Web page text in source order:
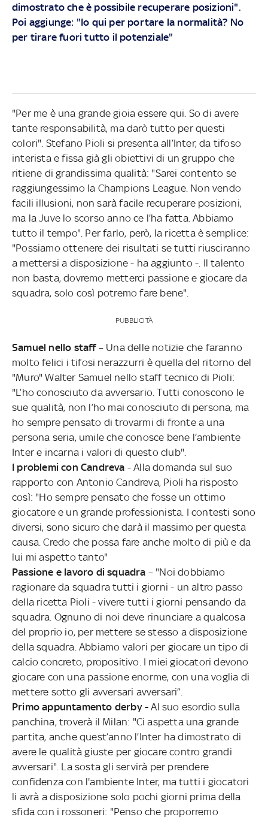
dimostrato che è possibile recuperare posizioni".
Poi aggiunge: "Io qui per portare la normalità? No
per tirare fuori tutto il potenziale"
"Per me è una grande gioia essere qui. So di avere
tante responsabilità, ma darò tutto per questi
colori". Stefano Pioli si presenta all’Inter, da tifoso
interista e fissa già gli obiettivi di un gruppo che
ritiene di grandissima qualità: "Sarei contento se
raggiungessimo la Champions League. Non vendo
facili illusioni, non sarà facile recuperare posizioni,
ma la Juve lo scorso anno ce l’ha fatta. Abbiamo
tutto il tempo". Per farlo, però, la ricetta è semplice:
"Possiamo ottenere dei risultati se tutti riusciranno
a mettersi a disposizione - ha aggiunto -. Il talento
non basta, dovremo metterci passione e giocare da
squadra, solo così potremo fare bene".
PUBBLICITÀ
Samuel nello staff– Una delle notizie che faranno
molto felici i tifosi nerazzurri è quella del ritorno del
"Muro" Walter Samuel nello staff tecnico di Pioli:
"L’ho conosciuto da avversario. Tutti conoscono le
sue qualità, non l’ho mai conosciuto di persona, ma
ho sempre pensato di trovarmi di fronte a una
persona seria, umile che conosce bene l’ambiente
Inter e incarna i valori di questo club".
I problemi con Candreva - Alla domanda sul suo
rapporto con Antonio Candreva, Pioli ha risposto
così: "Ho sempre pensato che fosse un ottimo
giocatore e un grande professionista. I contesti sono
diversi, sono sicuro che darà il massimo per questa
causa. Credo che possa fare anche molto di più e da
lui mi aspetto tanto"
Passione e lavoro di squadra – "Noi dobbiamo
ragionare da squadra tutti i giorni - un altro passo
della ricetta Pioli - vivere tutti i giorni pensando da
squadra. Ognuno di noi deve rinunciare a qualcosa
del proprio io, per mettere se stesso a disposizione
della squadra. Abbiamo valori per giocare un tipo di
calcio concreto, propositivo. I miei giocatori devono
giocare con una passione enorme, con una voglia di
mettere sotto gli avversari avversari”.
Primo appuntamento derby - Al suo esordio sulla
panchina, troverà il Milan: "Ci aspetta una grande
partita, anche quest’anno l’Inter ha dimostrato di
avere le qualità giuste per giocare contro grandi
avversari". La sosta gli servirà per prendere
confidenza con l'ambiente Inter, ma tutti i giocatori
li avrà a disposizione solo pochi giorni prima della
sfida con i rossoneri: "Penso che proporremo